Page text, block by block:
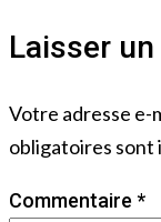
Laisser
Votre adresse e-
obligatoires sont
Commentaire *